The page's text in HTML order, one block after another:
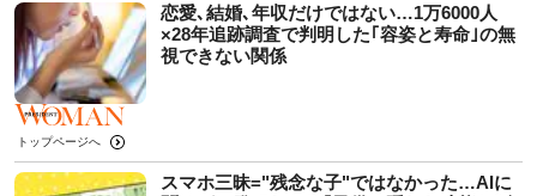
恋愛､結婚､年収だけではない…1万6000人
×28年追跡調査で判明した｢容姿と寿命｣の無
視できない関係
トップページへ
スマホ三昧="残念な子"ではなかった…AIに